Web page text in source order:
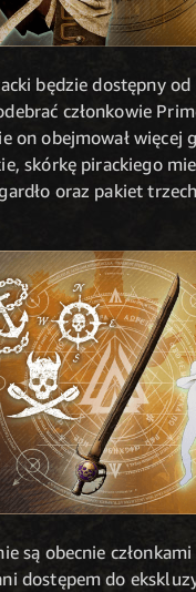
będzie dostępny
członkowie
on obejmował więcej
skórkę pirackiego
oraz pakiet
są obecnie
dostępem do